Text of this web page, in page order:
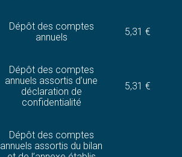
Dépôt des comptes
annuels
5,31 €
Dépôt des comptes
annuels assortis d’une
déclaration de
confidentialité
5,31 €
Dépôt des comptes
annuels assortis du bilan